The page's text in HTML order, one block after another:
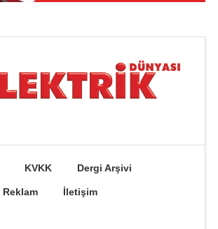
KVKK Dergi Arşivi
Reklam İletişim